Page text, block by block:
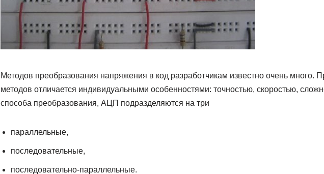
Методов преобразования напряжения в код разработчикам известно очень много.
методов отличается индивидуальными особенностями: точностью, скоростью,
способа преобразования, АЦП подразделяются на три
параллельные,
последовательные,
последовательно-параллельные.